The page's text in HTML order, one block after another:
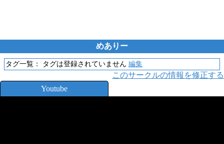
めありー
タグ一覧： タグは登録されていません 編集
このサークルの情報を修正する
Youtube